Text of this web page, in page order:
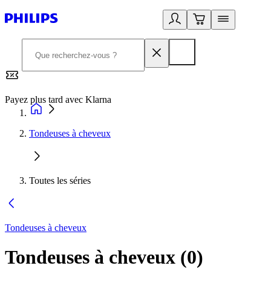
Payez plus tard avec Klarna
Tondeuses à cheveux
Toutes les séries
Tondeuses à cheveux
Tondeuses à cheveux (0)